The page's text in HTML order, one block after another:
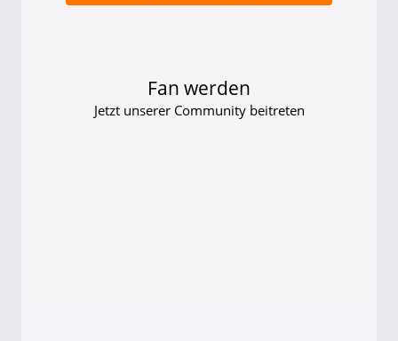
Fan werden
Jetzt unserer Community beitreten